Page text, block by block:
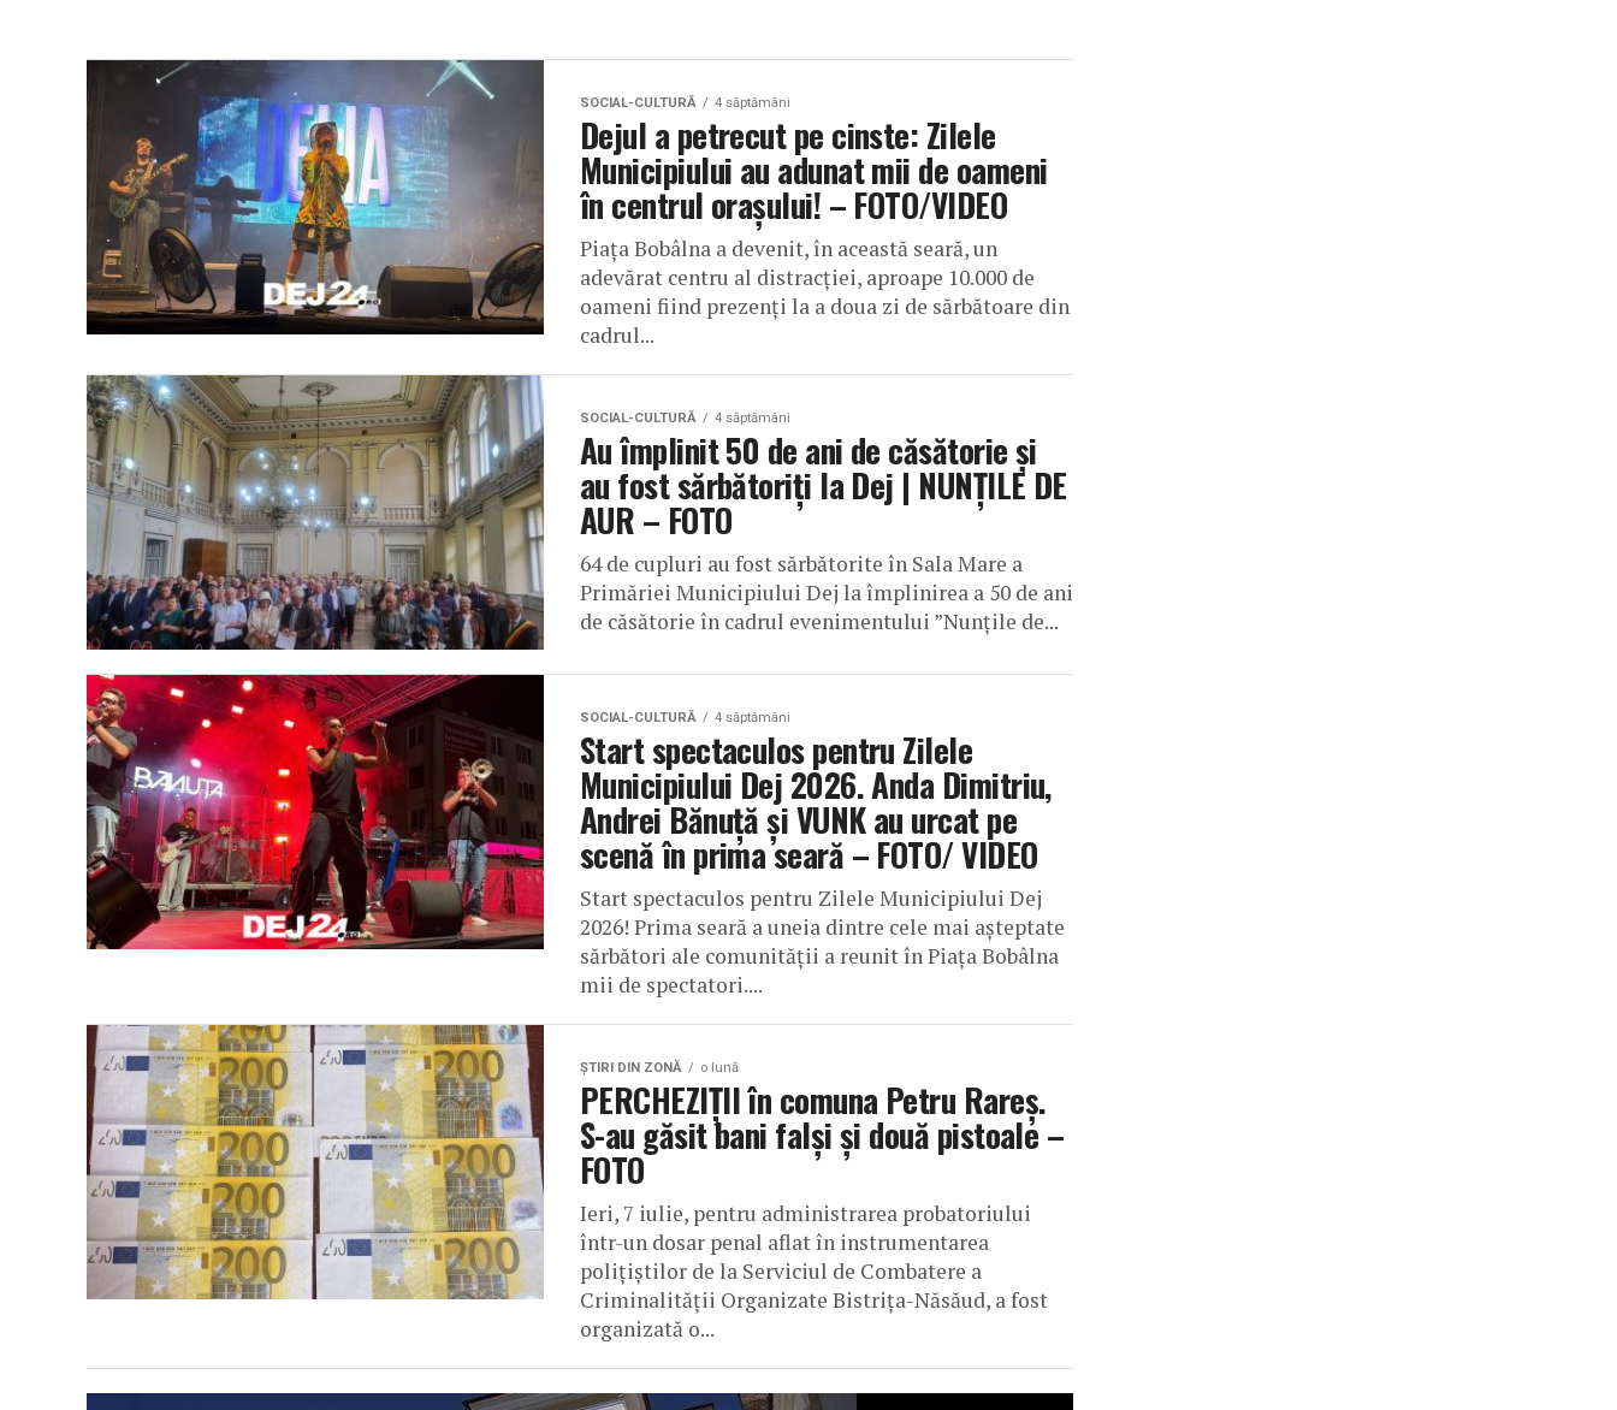
SOCIAL-CULTURĂ 4 săptămâni
Dejul a petrecut pe cinste: Zilele
Municipiului au adunat mii de oameni
în centrul orașului! – FOTO/VIDEO
Piața Bobâlna a devenit, în această seară, un
adevărat centru al distracției, aproape 10.000 de
oameni fiind prezenți la a doua zi de sărbătoare din
cadrul...
SOCIAL-CULTURĂ 4 săptămâni
Au împlinit 50 de ani de căsătorie și
au fost sărbătoriți la Dej | NUNȚILE DE
AUR – FOTO
64 de cupluri au fost sărbătorite în Sala Mare a
Primăriei Municipiului Dej la împlinirea a 50 de ani
de căsătorie în cadrul evenimentului ”Nunțile de...
SOCIAL-CULTURĂ 4 săptămâni
Start spectaculos pentru Zilele
Municipiului Dej 2026. Anda Dimitriu,
Andrei Bănuță și VUNK au urcat pe
scenă în prima seară – FOTO/ VIDEO
Start spectaculos pentru Zilele Municipiului Dej
2026! Prima seară a uneia dintre cele mai așteptate
sărbători ale comunității a reunit în Piața Bobâlna
mii de spectatori....
ŞTIRI DIN ZONĂ o lună
PERCHEZIȚII în comuna Petru Rareș.
S-au găsit bani falși și două pistoale –
FOTO
Ieri, 7 iulie, pentru administrarea probatoriului
într-un dosar penal aflat în instrumentarea
polițiștilor de la Serviciul de Combatere a
Criminalității Organizate Bistrița-Năsăud, a fost
organizată o...